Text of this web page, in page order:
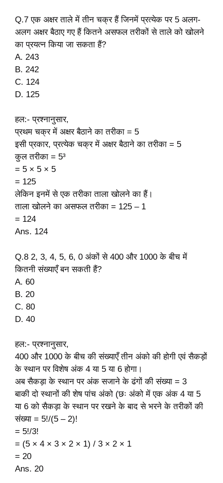
Q.7 एक अक्षर ताले में तीन चक्र हैं जिनमें प्रत्येक पर 5 अलग-
अलग अक्षर बैठाए गए हैं कितने असफल तरीकों से ताले को खोलने
का प्रयत्न किया जा सकता हैं?
A. 243
B. 242
C. 124
D. 125
हल:- प्रश्नानुसार,
प्रथम चक्र में अक्षर बैठाने का तरीका = 5
इसी प्रकार, प्रत्येक चक्र में अक्षर बैठाने का तरीका = 5
कुल तरीका = 5³
= 5 × 5 × 5
= 125
लेकिन इनमें से एक तरीका ताला खोलने का हैं।
ताला खोलने का असफल तरीका = 125 – 1
= 124
Ans. 124
Q.8 2, 3, 4, 5, 6, 0 अंकों से 400 और 1000 के बीच में
कितनी संख्याएँ बन सकती हैं?
A. 60
B. 20
C. 80
D. 40
हल:- प्रश्नानुसार,
400 और 1000 के बीच की संख्याएँ तीन अंको की होगी एवं सैकड़ों
के स्थान पर विशेष अंक 4 या 5 या 6 होगा।
अब सैकड़ा के स्थान पर अंक सजाने के ढंगों की संख्या = 3
बाकी दो स्थानों की शेष पांच अंको (छः अंको में एक अंक 4 या 5
या 6 को सैकड़ा के स्थान पर रखने के बाद से भरने के तरीकों की
संख्या = 5!/(5 – 2)!
= 5!/3!
= (5 × 4 × 3 × 2 × 1) / 3 × 2 × 1
= 20
Ans. 20